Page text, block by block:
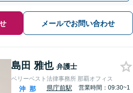
メールでお問い合わせ
島田 雅也 弁護士
ベリーベスト法律事務所 那覇オフィス
沖 那
県庁前駅
営業時間：09:30~1